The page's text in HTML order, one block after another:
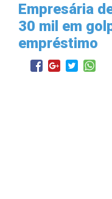
Empresária
30 mil em
empréstimo